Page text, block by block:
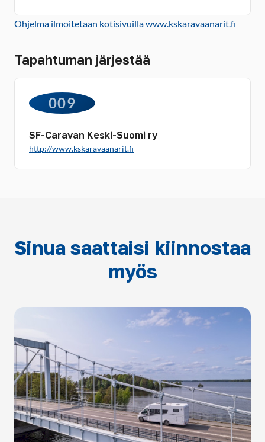
Ohjelma ilmoitetaan kotisivuilla www.kskaravaanarit.fi
Tapahtuman järjestää
009
SF-Caravan Keski-Suomi ry
http://www.kskaravaanarit.fi
Sinua saattaisi kiinnostaa
myös